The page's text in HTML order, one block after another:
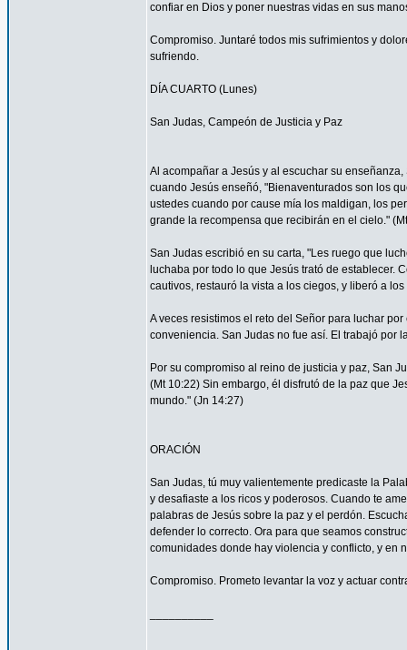
confiar en Dios y poner nuestras vidas en sus
Compromiso. Juntaré todos mis sufrimientos y
sufriendo.
DÍA CUARTO (Lunes)
San Judas, Campeón de Justicia y Paz
Al acompañar a Jesús y al escuchar su
cuando Jesús enseñó, "Bienaventurados son los
ustedes cuando por cause mía los maldigan, los
grande la recompensa que recibirán en el cielo."
San Judas escribió en su carta, "Les ruego que
luchaba por todo lo que Jesús trató de establecer.
cautivos, restauró la vista a los ciegos, y liberó a
A veces resistimos el reto del Señor para luchar
conveniencia. San Judas no fue así. El trabajó por
Por su compromiso al reino de justicia y paz, San
(Mt 10:22) Sin embargo, él disfrutó de la paz que
mundo." (Jn 14:27)
ORACIÓN
San Judas, tú muy valientemente predicaste la
y desafiaste a los ricos y poderosos. Cuando te
palabras de Jesús sobre la paz y el perdón.
defender lo correcto. Ora para que seamos
comunidades donde hay violencia y conflicto, y en
Compromiso. Prometo levantar la voz y actuar